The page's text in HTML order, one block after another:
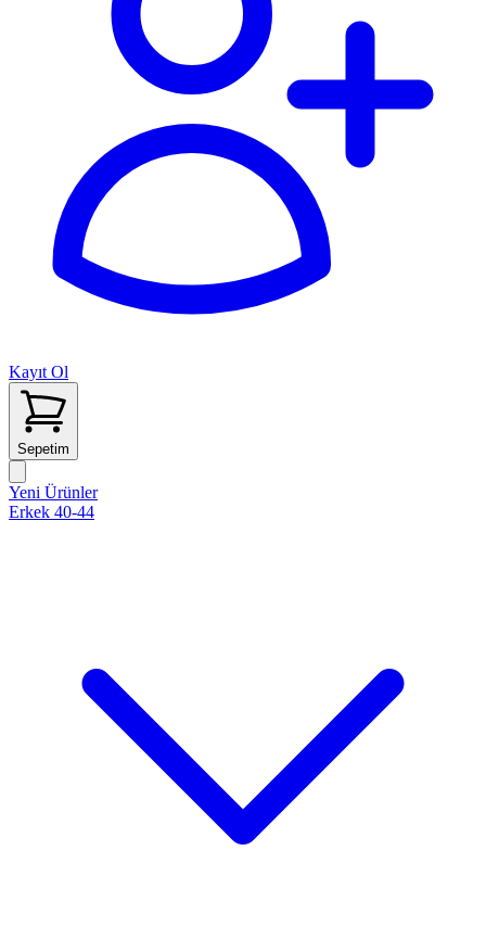
Kayıt Ol
Sepetim
Yeni Ürünler
Erkek 40-44